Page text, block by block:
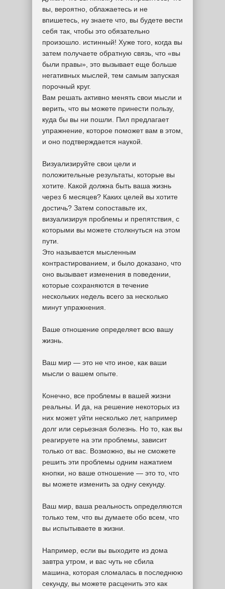
вы, вероятно, облажаетесь и не
впишетесь, ну знаете что, вы будете вести
себя так, чтобы это обязательно
произошло. истинный! Хуже того, когда вы
затем получаете обратную связь, что «вы
были правы», это вызывает еще больше
негативных мыслей, тем самым запуская
порочный круг.
Вам решать активно менять свои мысли и
верить, что вы можете принести пользу,
куда бы вы ни пошли. Пил предлагает
упражнение, которое поможет вам в этом,
и оно подтверждается наукой.
Визуализируйте свои цели и
положительные результаты, которые вы
хотите. Какой должна быть ваша жизнь
через 6 месяцев? Каких целей вы хотите
достичь? Затем сопоставьте их,
визуализируя проблемы и препятствия, с
которыми вы можете столкнуться на этом
пути.
Это называется мысленным
контрастированием, и было доказано, что
оно вызывает изменения в поведении,
которые сохраняются в течение
нескольких недель всего за несколько
минут упражнения.
Ваше отношение определяет всю вашу
жизнь.
Ваш мир — это не что иное, как ваши
мысли о вашем опыте.
Конечно, все проблемы в вашей жизни
реальны. И да, на решение некоторых из
них может уйти несколько лет, например
долг или серьезная болезнь. Но то, как вы
реагируете на эти проблемы, зависит
только от вас. Возможно, вы не сможете
решить эти проблемы одним нажатием
кнопки, но ваше отношение — это то, что
вы можете изменить за одну секунду.
Ваш мир, ваша реальность определяются
только тем, что вы думаете обо всем, что
вы испытываете в жизни.
Например, если вы выходите из дома
завтра утром, и вас чуть не сбила
машина, которая сломалась в последнюю
секунду, вы можете расценить это как